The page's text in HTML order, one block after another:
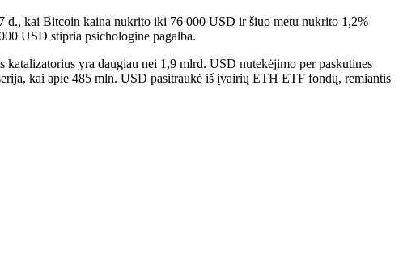
d., kai Bitcoin kaina nukrito iki 76 000 USD ir šiuo metu nukrito 1,2%
USD stipria psichologine pagalba.
yra daugiau nei 1,9 mlrd. USD nutekėjimo per paskutines
kai apie 485 mln. USD pasitraukė iš įvairių ETH ETF fondų, remiantis